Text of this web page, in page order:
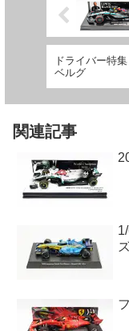
ドライバー特
ベルグ
関連記事